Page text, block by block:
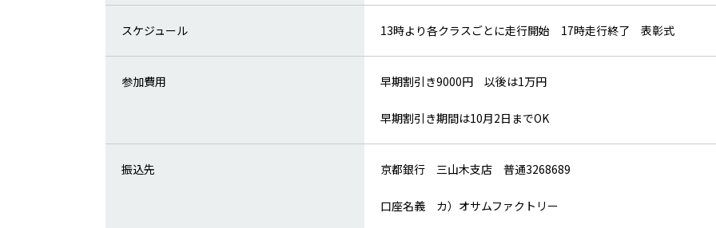
スケジュール 13時より各クラスごとに走行開始 17時走行終了 表彰式
参加費用 早期割引き9000円 以後は1万円
早期割引き期間は10月2日までOK
振込先 京都銀行 三山木支店 普通3268689
口座名義 カ）オサムファクトリー